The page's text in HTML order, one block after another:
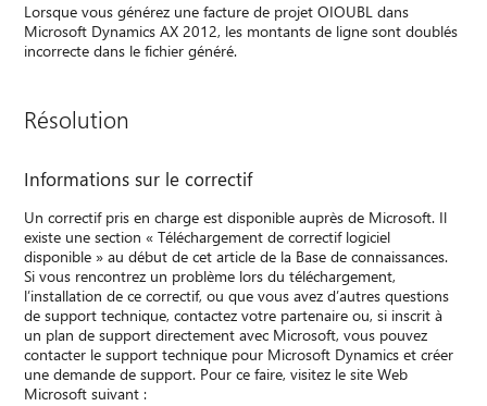
Lorsque vous générez une facture de projet OIOUBL dans
Microsoft Dynamics AX 2012, les montants de ligne sont doublés
incorrecte dans le fichier généré.
Résolution
Informations sur le correctif
Un correctif pris en charge est disponible auprès de Microsoft. Il
existe une section « Téléchargement de correctif logiciel
disponible » au début de cet article de la Base de connaissances.
Si vous rencontrez un problème lors du téléchargement,
l’installation de ce correctif, ou que vous avez d’autres questions
de support technique, contactez votre partenaire ou, si inscrit à
un plan de support directement avec Microsoft, vous pouvez
contacter le support technique pour Microsoft Dynamics et créer
une demande de support. Pour ce faire, visitez le site Web
Microsoft suivant :